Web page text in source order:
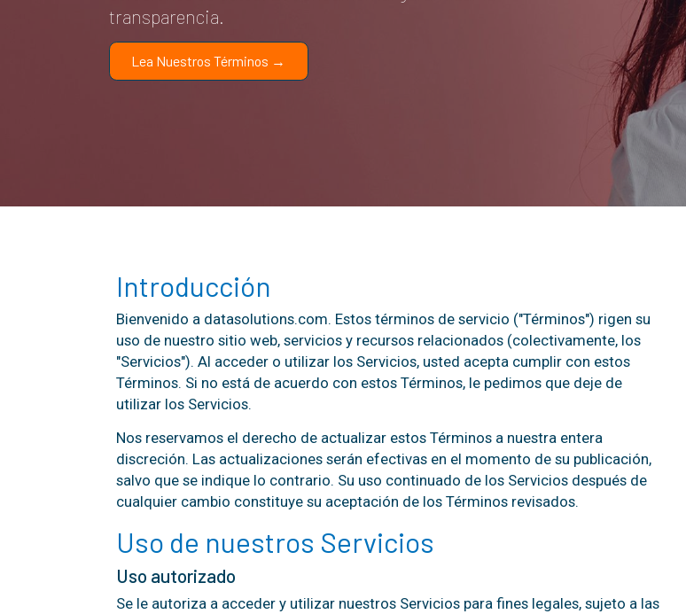
transparencia.
Lea Nuestros Términos →
Introducción
Bienvenido a datasolutions.com. Estos términos de servicio ("Términos") rigen su
uso de nuestro sitio web, servicios y recursos relacionados (colectivamente, los
"Servicios"). Al acceder o utilizar los Servicios, usted acepta cumplir con estos
Términos. Si no está de acuerdo con estos Términos, le pedimos que deje de
utilizar los Servicios.
Nos reservamos el derecho de actualizar estos Términos a nuestra entera
discreción. Las actualizaciones serán efectivas en el momento de su publicación,
salvo que se indique lo contrario. Su uso continuado de los Servicios después de
cualquier cambio constituye su aceptación de los Términos revisados.
Uso de nuestros Servicios
Uso autorizado
Se le autoriza a acceder y utilizar nuestros Servicios para fines legales, sujeto a las